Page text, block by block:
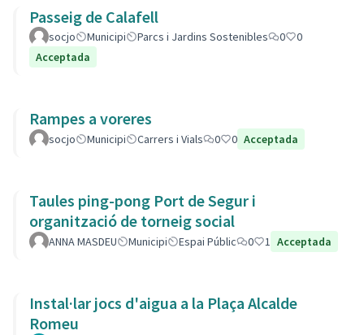
Passeig de Calafell
socjo Municipi Parcs i Jardins Sostenibles 0
0
Acceptada
Rampes a voreres
socjo Municipi Carrers i Vials 0 0 Acceptada
Taules ping-pong Port de Segur i
organització de torneig social
ANNA MASDEU Municipi Espai Públic 0 1 Acceptada
Instal·lar jocs d'aigua a la Plaça Alcalde
Romeu